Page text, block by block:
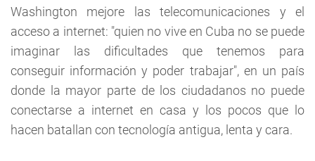
Washington mejore las telecomunicaciones y el
acceso a internet: "quien no vive en Cuba no se puede
imaginar las dificultades que tenemos para
conseguir información y poder trabajar", en un país
donde la mayor parte de los ciudadanos no puede
conectarse a internet en casa y los pocos que lo
hacen batallan con tecnología antigua, lenta y cara.